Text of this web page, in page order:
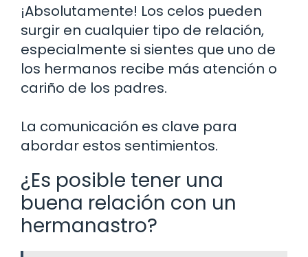
¡Absolutamente! Los celos pueden
surgir en cualquier tipo de relación,
especialmente si sientes que uno de
los hermanos recibe más atención o
cariño de los padres.
La comunicación es clave para
abordar estos sentimientos.
¿Es posible tener una
buena relación con un
hermanastro?